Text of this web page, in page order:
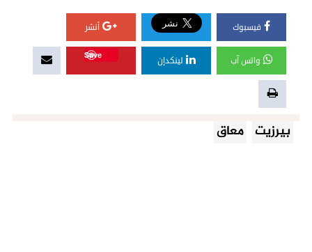
فيسبوك أنشر
واتس آب لينكدإن
Save
بيرزيت معاق